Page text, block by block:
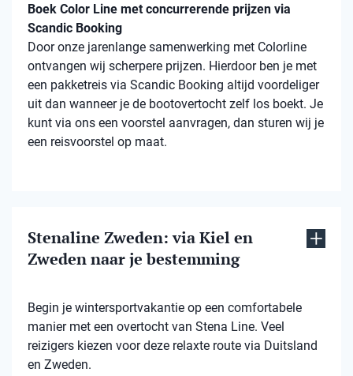
Boek Color Line met concurrerende prijzen via
Scandic Booking
Door onze jarenlange samenwerking met Colorline
ontvangen wij scherpere prijzen. Hierdoor ben je met
een pakketreis via Scandic Booking altijd voordeliger
uit dan wanneer je de bootovertocht zelf los boekt. Je
kunt via ons een voorstel aanvragen, dan sturen wij je
een reisvoorstel op maat.
Stenaline Zweden: via Kiel en
Zweden naar je bestemming
Begin je wintersportvakantie op een comfortabele
manier met een overtocht van Stena Line. Veel
reizigers kiezen voor deze relaxte route via Duitsland
en Zweden.